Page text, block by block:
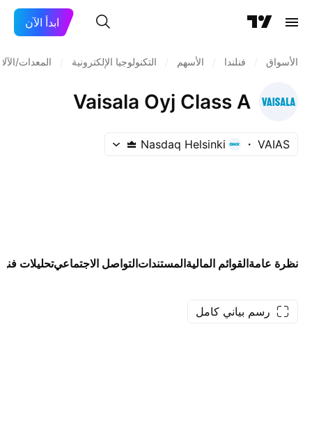
ابدأ الآن
الأسواق فنلندا الأسهم التكنولوجيا الإلكترونية المعدات/
Vaisala Oyj Class A
VAIAS
Nasdaq Helsinki
نظرة عامةالقوائم الماليةالمستنداتالتواصل الاجتماعيتحليلات
رسم بياني كامل